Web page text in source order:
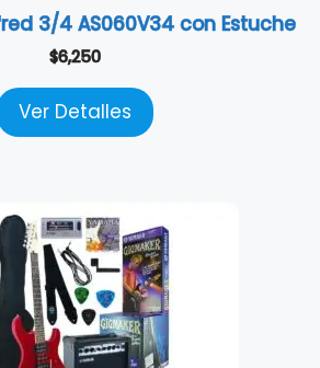
3/4 AS060V34 con Estuche
$6,250
Ver Detalles